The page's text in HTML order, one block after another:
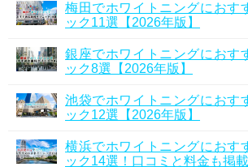
梅田でホワイトニングにおす
ック11選【2026年版】
銀座でホワイトニングにおす
ック8選【2026年版】
池袋でホワイトニングにおす
ック12選【2026年版】
横浜でホワイトニングにおす
ック14選！口コミと料金も掲